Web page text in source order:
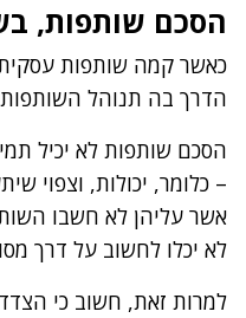
הסכם שותפות,
כאשר קמה שותפות
הדרך בה תנוהל
הסכם שותפות לא יכיל
– כלומר, יכולות, וצפוי
אשר עליהן לא חשבו
לא יכלו לחשוב על דרך
למרות זאת, חשוב כי